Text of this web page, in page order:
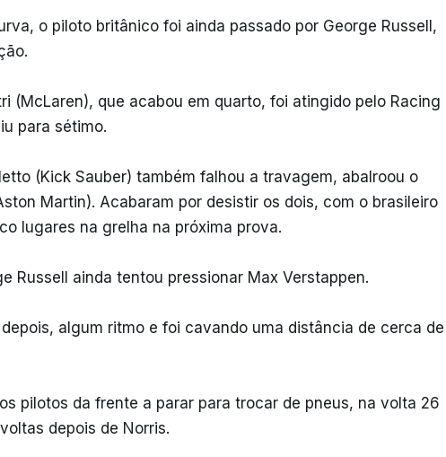
o piloto britânico foi ainda passado por George Russell,
(McLaren), que acabou em quarto, foi atingido pelo Racing
para sétimo.
(Kick Sauber) também falhou a travagem, abalroou o
Martin). Acabaram por desistir os dois, com o brasileiro
lugares na grelha na próxima prova.
Russell ainda tentou pressionar Max Verstappen.
algum ritmo e foi cavando uma distância de cerca de
pilotos da frente a parar para trocar de pneus, na volta 26
depois de Norris.